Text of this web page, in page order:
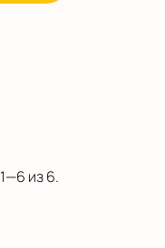
1—6 из 6.